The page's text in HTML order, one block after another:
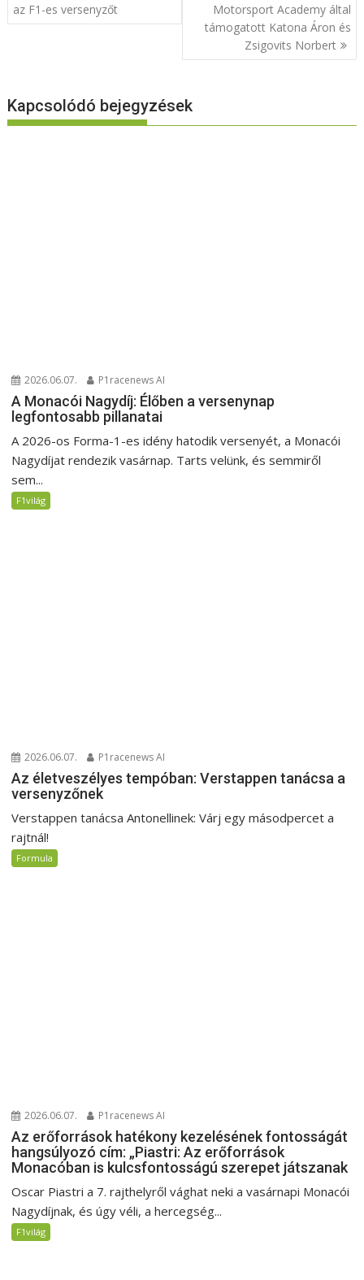
az F1-es versenyzőt
Motorsport Academy által
támogatott Katona Áron és
Zsigovits Norbert
Kapcsolódó bejegyzések
2026.06.07. P1racenews AI
A Monacói Nagydíj: Élőben a versenynap
legfontosabb pillanatai
A 2026-os Forma-1-es idény hatodik versenyét, a Monacói
Nagydíjat rendezik vasárnap. Tarts velünk, és semmiről
sem...
F1világ
2026.06.07. P1racenews AI
Az életveszélyes tempóban: Verstappen tanácsa a
versenyzőnek
Verstappen tanácsa Antonellinek: Várj egy másodpercet a
rajtnál!
Formula
2026.06.07. P1racenews AI
Az erőforrások hatékony kezelésének fontosságát
hangsúlyozó cím: „Piastri: Az erőforrások
Monacóban is kulcsfontosságú szerepet játszanak
Oscar Piastri a 7. rajthelyről vághat neki a vasárnapi Monacói
Nagydíjnak, és úgy véli, a hercegség...
F1világ